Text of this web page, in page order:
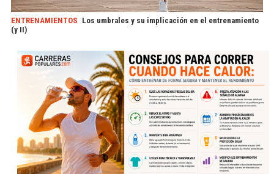
ENTRENAMIENTOS Los umbrales y su implicación en el entrenamiento
(y II)